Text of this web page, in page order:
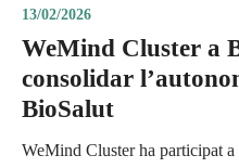
13/02/2026
WeMind Cluster a
consolidar
BioSalut
WeMind Cluster ha participat a